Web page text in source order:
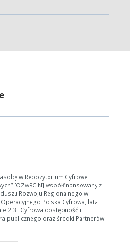
w Repozytorium Cyfrowe
[OZwRCIN] współfinansowany z
Rozwoju Regionalnego w
Polska Cyfrowa, lata
2.3 : Cyfrowa dostępność i
publicznego oraz środki Partnerów